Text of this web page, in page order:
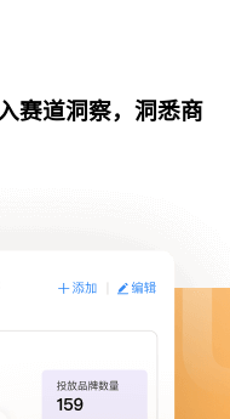
赛道洞察，洞悉商